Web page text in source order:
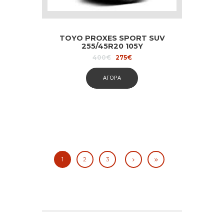
TOYO PROXES SPORT SUV
255/45R20 105Y
400€
Original
400€.
275€Current
is:
275€.
ΑΓΟΡΑ
1 2 3